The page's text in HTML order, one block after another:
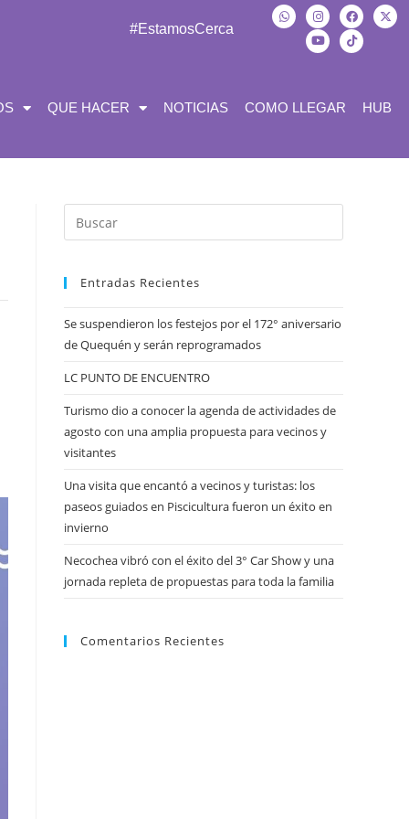
#EstamosCerca
QUE HACER NOTICIAS COMO LLEGAR HUB
Entradas Recientes
Se suspendieron los festejos por el 172° aniversario
de Quequén y serán reprogramados
LC PUNTO DE ENCUENTRO
Turismo dio a conocer la agenda de actividades de
agosto con una amplia propuesta para vecinos y
visitantes
Una visita que encantó a vecinos y turistas: los
paseos guiados en Piscicultura fueron un éxito en
invierno
Necochea vibró con el éxito del 3° Car Show y una
jornada repleta de propuestas para toda la familia
Comentarios Recientes